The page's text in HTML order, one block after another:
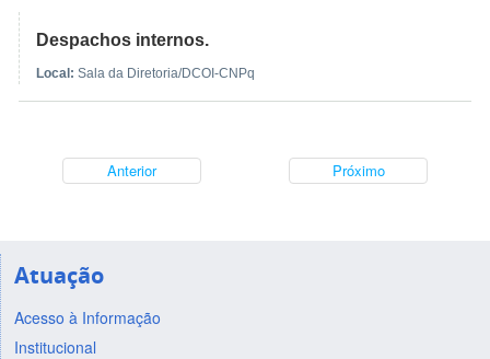
Despachos internos.
Local: Sala da Diretoria/DCOI-CNPq
Anterior Próximo
Atuação
Acesso à Informação
Institucional